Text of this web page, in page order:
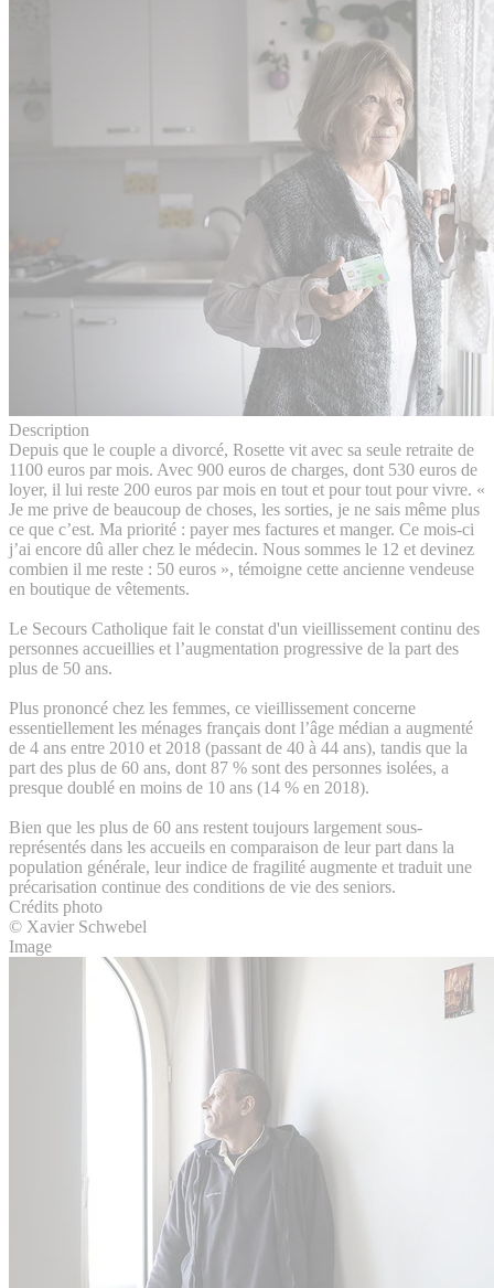
Description
Depuis que le couple a divorcé, Rosette vit avec sa seule retraite de
1100 euros par mois. Avec 900 euros de charges, dont 530 euros de
loyer, il lui reste 200 euros par mois en tout et pour tout pour vivre. «
Je me prive de beaucoup de choses, les sorties, je ne sais même plus
ce que c’est. Ma priorité : payer mes factures et manger. Ce mois-ci
j’ai encore dû aller chez le médecin. Nous sommes le 12 et devinez
combien il me reste : 50 euros », témoigne cette ancienne vendeuse
en boutique de vêtements.
Le Secours Catholique fait le constat d'un vieillissement continu des
personnes accueillies et l’augmentation progressive de la part des
plus de 50 ans.
Plus prononcé chez les femmes, ce vieillissement concerne
essentiellement les ménages français dont l’âge médian a augmenté
de 4 ans entre 2010 et 2018 (passant de 40 à 44 ans), tandis que la
part des plus de 60 ans, dont 87 % sont des personnes isolées, a
presque doublé en moins de 10 ans (14 % en 2018).
Bien que les plus de 60 ans restent toujours largement sous-
représentés dans les accueils en comparaison de leur part dans la
population générale, leur indice de fragilité augmente et traduit une
précarisation continue des conditions de vie des seniors.
Crédits photo
© Xavier Schwebel
Image